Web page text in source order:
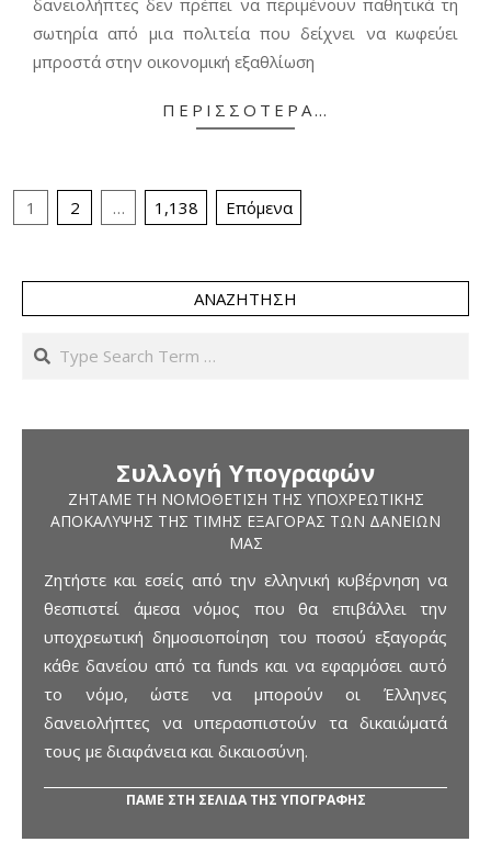
δανειολήπτες δεν πρέπει να περιμένουν παθητικά τη
σωτηρία από μια πολιτεία που δείχνει να κωφεύει
μπροστά στην οικονομική εξαθλίωση
ΠΕΡΙΣΣΌΤΕΡΑ…
Σελιδοποίηση
1 2 … 1,138 Επόμενα
ΑΝΑΖΉΤΗΣΗ
Search
Συλλογή Υπογραφών
ΖΗΤΆΜΕ ΤΗ ΝΟΜΟΘΈΤΙΣΗ ΤΗΣ ΥΠΟΧΡΕΩΤΙΚΉΣ
ΑΠΟΚΆΛΥΨΗΣ ΤΗΣ ΤΙΜΉΣ ΕΞΑΓΟΡΆΣ ΤΩΝ ΔΑΝΕΊΩΝ
ΜΑΣ
Ζητήστε και εσείς από την ελληνική κυβέρνηση να
θεσπιστεί άμεσα νόμος που θα επιβάλλει την
υποχρεωτική δημοσιοποίηση του ποσού εξαγοράς
κάθε δανείου από τα funds και να εφαρμόσει αυτό
το νόμο, ώστε να μπορούν οι Έλληνες
δανειολήπτες να υπερασπιστούν τα δικαιώματά
τους με διαφάνεια και δικαιοσύνη.
ΠΑΜΕ ΣΤΗ ΣΕΛΙΔΑ ΤΗΣ ΥΠΟΓΡΑΦΗΣ